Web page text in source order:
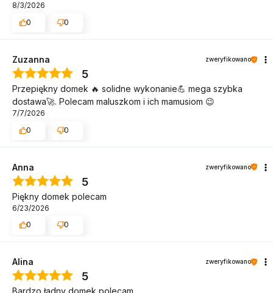
8/3/2026
0
0
Zuzanna zweryfikowano
5
Przepiękny domek 🔥 solidne wykonanie💪 mega szybka
dostawa🚀. Polecam maluszkom i ich mamusiom 😉
7/7/2026
0
0
Anna zweryfikowano
5
Piękny domek polecam
6/23/2026
0
0
Alina zweryfikowano
5